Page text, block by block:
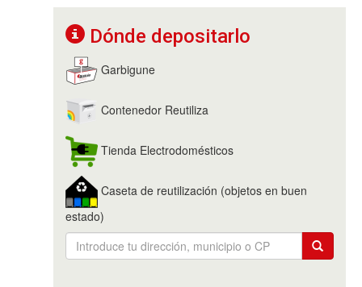
Dónde depositarlo
Garbigune
Contenedor Reutiliza
Tienda Electrodomésticos
Caseta de reutilización (objetos en buen
estado)